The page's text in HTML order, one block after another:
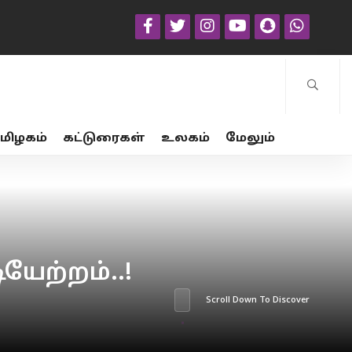
கட்டுரைகள் உலகம் மேலும்
Scroll Down To Discover